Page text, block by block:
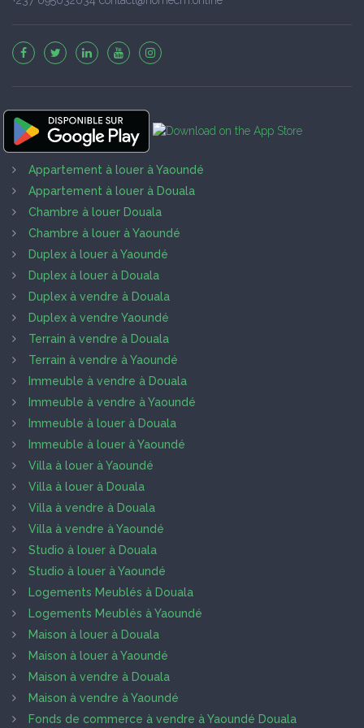
Appartement à louer à Yaoundé
Appartement à louer à Douala
Chambre à louer Douala
Chambre à louer à Yaoundé
Duplex à louer à Yaoundé
Duplex à louer à Douala
Duplex à vendre à Douala
Duplex à vendre Yaoundé
Terrain à vendre à Douala
Terrain à vendre à Yaoundé
Immeuble à vendre à Douala
Immeuble à vendre à Yaoundé
Immeuble à louer à Douala
Immeuble à louer à Yaoundé
Villa à louer à Yaoundé
Villa à louer à Douala
Villa à vendre à Douala
Villa à vendre à Yaoundé
Studio à louer à Douala
Studio à louer à Yaoundé
Logements Meublés à Douala
Logements Meublés à Yaoundé
Maison à louer à Douala
Maison à louer à Yaoundé
Maison à vendre à Douala
Maison à vendre à Yaoundé
Fonds de commerce à vendre à Yaoundé Douala